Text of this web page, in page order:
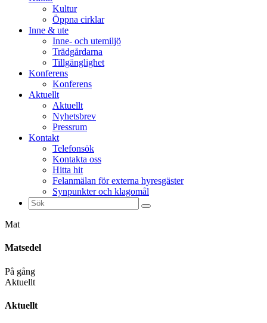
Kultur
Öppna cirklar
Inne & ute
Inne- och utemiljö
Trädgårdarna
Tillgänglighet
Konferens
Konferens
Aktuellt
Aktuellt
Nyhetsbrev
Pressrum
Kontakt
Telefonsök
Kontakta oss
Hitta hit
Felanmälan för externa hyresgäster
Synpunkter och klagomål
Sök
efter:
Mat
Matsedel
På gång
Aktuellt
Aktuellt